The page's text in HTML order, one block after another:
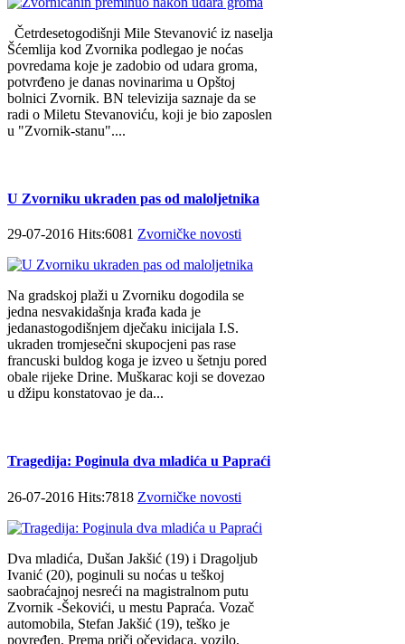
Četrdesetogodišnji Mile Stevanović iz naselja
Šćemlija kod Zvornika podlegao je noćas
povredama koje je zadobio od udara groma,
potvrđeno je danas novinarima u Opštoj
bolnici Zvornik. BN televizija saznaje da se
radi o Miletu Stevanoviću, koji je bio zaposlen
u "Zvornik-stanu"....
U Zvorniku ukraden pas od maloljetnika
29-07-2016 Hits:6081 Zvorničke novosti
Na gradskoj plaži u Zvorniku dogodila se
jedna nesvakidašnja krađa kada je
jedanastogodišnjem dječaku inicijala I.S.
ukraden tromjesečni skupocjeni pas rase
francuski buldog koga je izveo u šetnju pored
obale rijeke Drine. Muškarac koji se dovezao
u džipu konstatovao je da...
Tragedija: Poginula dva mladića u Papraći
26-07-2016 Hits:7818 Zvorničke novosti
Dva mladića, Dušan Jakšić (19) i Dragoljub
Ivanić (20), poginuli su noćas u teškoj
saobraćajnoj nesreći na magistralnom putu
Zvornik -Šekovići, u mestu Papraća. Vozač
automobila, Stefan Jakšić (19), teško je
povređen. Prema priči očevidaca, vozilo,